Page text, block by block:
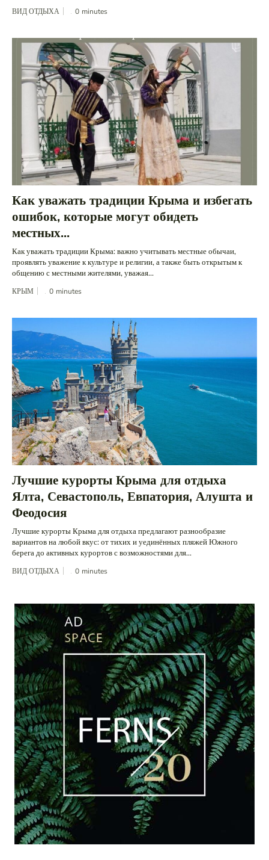
ВИД ОТДЫХА 0 minutes
Как уважать традиции Крыма и избегать
ошибок, которые могут обидеть
местных...
Как уважать традиции Крыма: важно учитывать местные обычаи,
проявлять уважение к культуре и религии, а также быть открытым к
общению с местными жителями, уважая...
КРЫМ 0 minutes
Лучшие курорты Крыма для отдыха
Ялта, Севастополь, Евпатория, Алушта и
Феодосия
Лучшие курорты Крыма для отдыха предлагают разнообразие
вариантов на любой вкус: от тихих и уединённых пляжей Южного
берега до активных курортов с возможностями для...
ВИД ОТДЫХА 0 minutes